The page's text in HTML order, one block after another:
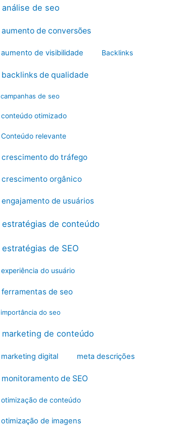
análise de seo
aumento de conversões
aumento de visibilidade Backlinks
backlinks de qualidade
campanhas de seo
conteúdo otimizado
Conteúdo relevante
crescimento do tráfego
crescimento orgânico
engajamento de usuários
estratégias de conteúdo
estratégias de SEO
experiência do usuário
ferramentas de seo
importância do seo
marketing de conteúdo
marketing digital meta descrições
monitoramento de SEO
otimização de conteúdo
otimização de imagens